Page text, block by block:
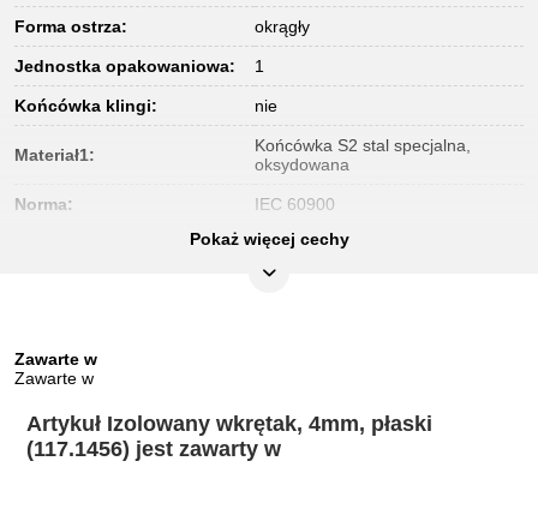
Forma ostrza: okrągły
Jednostka opakowaniowa: 1
Końcówka klingi: nie
Materiał1:
Końcówka S2 stal specjalna,
oksydowana
Norma: IEC 60900
szczelina
Waga w g:
dł. częś. L2 w mm: 100
Pokaż więcej cechy
Zawarte w
Zawarte w
Artykuł Izolowany wkrętak, 4mm, płaski
(117.1456) jest zawarty w